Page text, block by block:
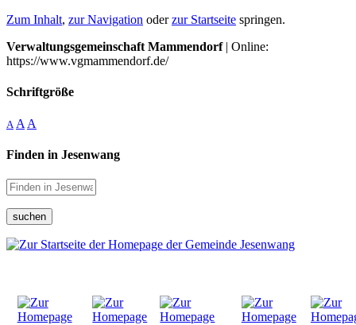
Zum Inhalt, zur Navigation oderzur Startseite springen.
Verwaltungsgemeinschaft Mammendorf| Online:
https://www.vgmammendorf.de/
Schriftgröße
A A A
Finden in Jesenwang
suchen